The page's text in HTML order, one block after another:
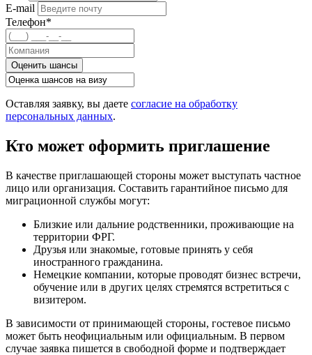
E-mail
Телефон*
Оценить шансы
Оставляя заявку, вы даете согласие на обработку
персональных данных.
Кто может оформить приглашение
В качестве приглашающей стороны может выступать частное
лицо или организация. Составить гарантийное письмо для
миграционной службы могут:
Близкие или дальние родственники, проживающие на
территории ФРГ.
Друзья или знакомые, готовые принять у себя
иностранного гражданина.
Немецкие компании, которые проводят бизнес встречи,
обучение или в других целях стремятся встретиться с
визитером.
В зависимости от принимающей стороны, гостевое письмо
может быть неофициальным или официальным. В первом
случае заявка пишется в свободной форме и подтверждает